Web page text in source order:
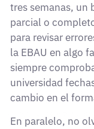
tres semanas, un
parcial o
para revisar
la EBAU en algo
siempre
universidad
cambio en el
En paralelo, no